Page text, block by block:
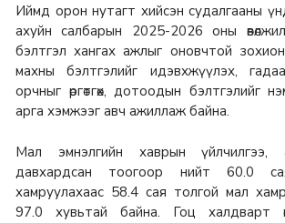
Иймд орон нутагт хийсэн судалгааны
ахуйн салбарын 2025-2026 оны
бэлтгэл хангах ажлыг оновчтой
махны бэлтгэлийг идэвхжүүлэх,
орчныг өргөтгөх, дотоодын бэлтгэлийг
арга хэмжээг авч ажиллаж байна.
Мал эмнэлгийн хаврын үйлчилгээ,
давхардсан тоогоор нийт 60.0
хамруулахаас 58.4 сая толгой мал
97.0 хувьтай байна. Гоц халдварт